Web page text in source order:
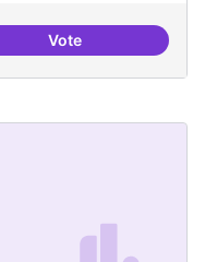
VoteProjecte Radars